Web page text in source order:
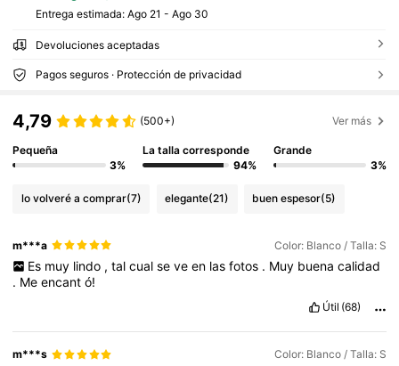
Entrega estimada: Ago 21 - Ago 30
Devoluciones aceptadas
Pagos seguros · Protección de privacidad
4,79 (500+) Ver más
Pequeña
3%
La talla corresponde
94%
Grande
3%
lo volveré a comprar(7) elegante(21) buen espesor(5)
m***a Color: Blanco / Talla: S
Es muy lindo , tal cual se ve en las fotos . Muy buena calidad
. Meencantó!
Útil (68)
m***s Color: Blanco / Talla: S